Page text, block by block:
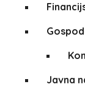
Javna